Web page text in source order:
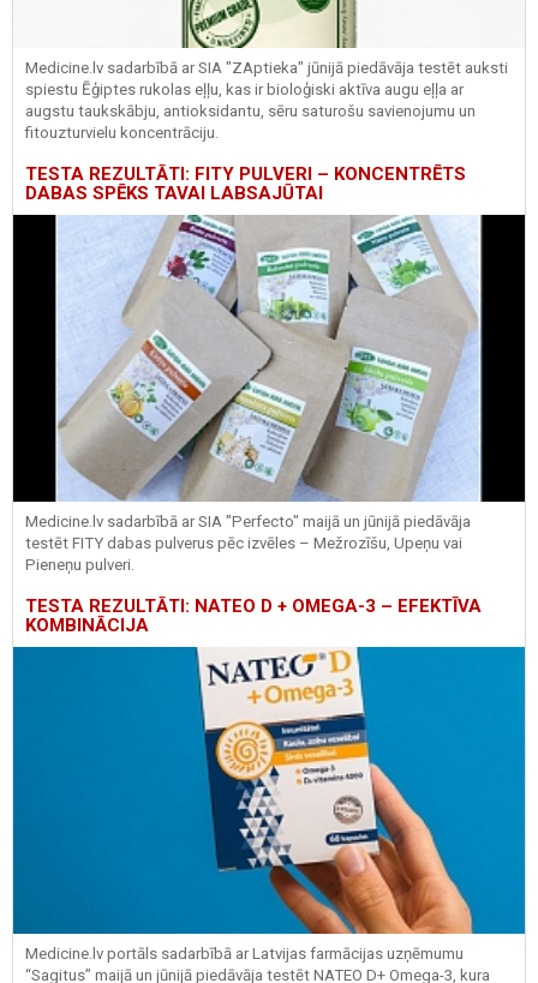
Medicine.lv sadarbībā ar SIA "ZAptieka" jūnijā piedāvāja testēt auksti
spiestu Ēģiptes rukolas eļļu, kas ir bioloģiski aktīva augu eļļa ar
augstu taukskābju, antioksidantu, sēru saturošu savienojumu un
fitouzturvielu koncentrāciju.
TESTA REZULTĀTI: FITY PULVERI – KONCENTRĒTS
DABAS SPĒKS TAVAI LABSAJŪTAI
Medicine.lv sadarbībā ar SIA "Perfecto" maijā un jūnijā piedāvāja
testēt FITY dabas pulverus pēc izvēles – Mežrozīšu, Upeņu vai
Pieneņu pulveri.
TESTA REZULTĀTI: NATEO D + OMEGA-3 – EFEKTĪVA
KOMBINĀCIJA
Medicine.lv portāls sadarbībā ar Latvijas farmācijas uzņēmumu
“Sagitus” maijā un jūnijā piedāvāja testēt NATEO D+ Omega-3, kura